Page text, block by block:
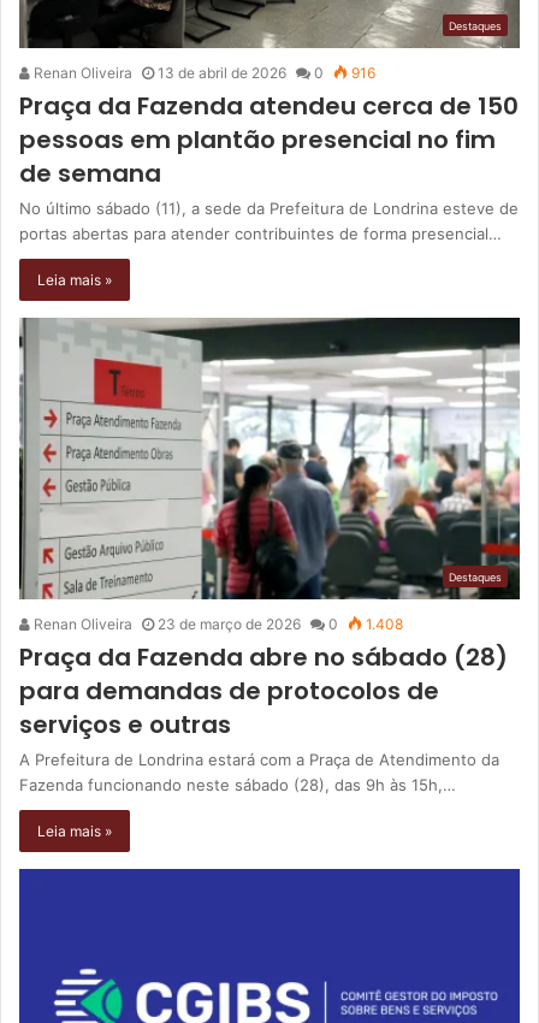
Destaques
Renan Oliveira 13 de abril de 2026 0 916
Praça da Fazenda atendeu cerca de 150
pessoas em plantão presencial no fim
de semana
No último sábado (11), a sede da Prefeitura de Londrina esteve de
portas abertas para atender contribuintes de forma presencial…
Leia mais »
Destaques
Renan Oliveira 23 de março de 2026 0 1.408
Praça da Fazenda abre no sábado (28)
para demandas de protocolos de
serviços e outras
A Prefeitura de Londrina estará com a Praça de Atendimento da
Fazenda funcionando neste sábado (28), das 9h às 15h,…
Leia mais »